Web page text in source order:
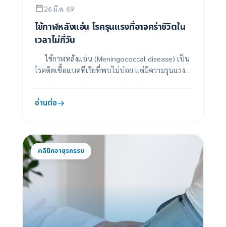
26 มี.ค. 69
ไข้กาฬหลังแอ่น โรครุนแรงที่อาจคร่าชีวิตใน
เวลาไม่กี่วัน
ไข้กาฬหลังแอ่น (Meningococcal disease) เป็น
โรคติดเชื้อแบคทีเรียที่พบไม่บ่อย แต่มีความรุนแรง
อ่านต่อ
คลินิกอายุรกรรม